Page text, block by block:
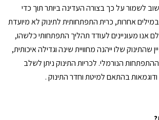
לשמור על כך בצורה העדינה ביותר תוך כדי
אחרות, כרית התפתחותית לתינוק לא מיועדת
אנו מעוניינים לעודד תהליך התפתחותי כלשהו,
שהתינוק שלו ייהנה מחוויית שינה וגדילה איכותית,
הנורמלי. לכריות התינוק ניתן לשלב
בהתאם למיטת וחדר התינוק .